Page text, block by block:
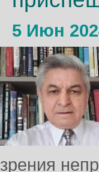
5 Июн
зрения